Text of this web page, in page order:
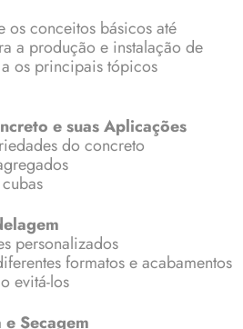
os conceitos básicos até
a produção e instalação de
os principais tópicos
e suas Aplicações
do concreto
personalizados
formatos e acabamentos
evitá-los
Secagem